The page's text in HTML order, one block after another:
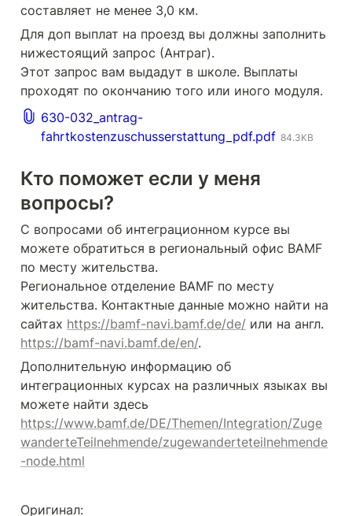
составляет не менее 3,0 км.
Для доп выплат на проезд вы должны заполнить
нижестоящий запрос (Антраг).
Этот запрос вам выдадут в школе. Выплаты
проходят по окончанию того или иного модуля.
630-032_antrag-
fahrtkostenzuschusserstattung_pdf.pdf 84.3KB
Кто поможет если у меня
вопросы?
С вопросами об интеграционном курсе вы
можете обратиться в региональный офис BAMF
по месту жительства.
Региональное отделение BAMF по месту
жительства. Контактные данные можно найти на
сайтах https://bamf-navi.bamf.de/de/
https://bamf-navi.bamf.de/en/.
Дополнительную информацию об
интеграционных курсах на различных языках вы
https://www.bamf.de/DE/Themen/Integration/Zuge
wanderteTeilnehmende/zugewanderteteilnehmende
-node.html